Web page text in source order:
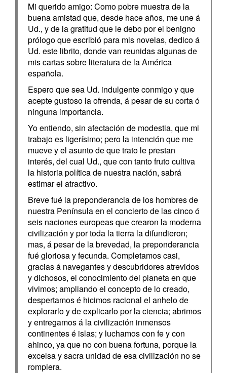
Mi querido amigo: Como pobre muestra de la
buena amistad que, desde hace años, me une á
Ud., y de la gratitud que le debo por el benigno
prólogo que escribió para mis novelas, dedico á
Ud. este librito, donde van reunidas algunas de
mis cartas sobre literatura de la América
española.
Espero que sea Ud. indulgente conmigo y que
acepte gustoso la ofrenda, á pesar de su corta ó
ninguna importancia.
Yo entiendo, sin afectación de modestia, que mi
trabajo es ligerísimo; pero la intención que me
mueve y el asunto de que trato le prestan
interés, del cual Ud., que con tanto fruto cultiva
la historia política de nuestra nación, sabrá
estimar el atractivo.
Breve fué la preponderancia de los hombres de
nuestra Península en el concierto de las cinco ó
seis naciones europeas que crearon la moderna
civilización y por toda la tierra la difundieron;
mas, á pesar de la brevedad, la preponderancia
fué gloriosa y fecunda. Completamos casi,
gracias á navegantes y descubridores atrevidos
y dichosos, el conocimiento del planeta en que
vivimos; ampliando el concepto de lo creado,
despertamos é hicimos racional el anhelo de
explorarlo y de explicarlo por la ciencia; abrimos
y entregamos á la civilización inmensos
continentes é islas; y luchamos con fe y con
ahinco, ya que no con buena fortuna, porque la
excelsa y sacra unidad de esa civilización no se
rompiera.